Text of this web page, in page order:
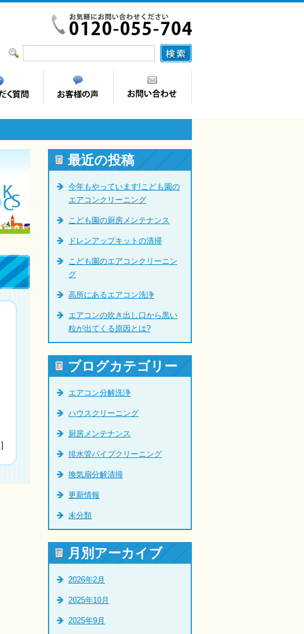
]
最近の投稿
今年もやっています!こども園の
エアコンクリーニング
こども園の厨房メンテナンス
ドレンアップキットの清掃
こども園のエアコンクリーニン
グ
高所にあるエアコン洗浄
エアコンの吹き出し口から黒い
粒が出てくる原因とは?
ブログカテゴリー
エアコン分解洗浄
ハウスクリーニング
厨房メンテナンス
排水管パイプクリーニング
換気扇分解清掃
更新情報
未分類
月別アーカイブ
2026年2月
2025年10月
2025年9月